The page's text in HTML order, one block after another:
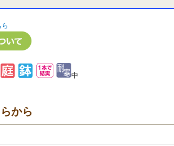
ら
中
から